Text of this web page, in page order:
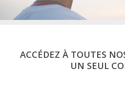
ACCÉDEZ À TOUTES
UN SEUL